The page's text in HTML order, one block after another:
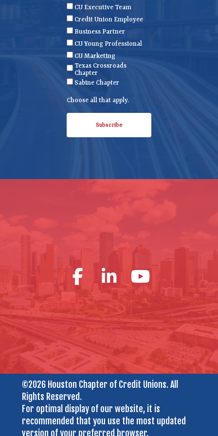
e
m
e
l
(
R
e
u
i
d
)
CU Executive Team
Credit Union Employee
Business Partner
CU Young Professional
CU Marketing
Texas Crossroads
Chapter
Sabine Chapter
Choose all that apply.
©2026 Houston Chapter of Credit Unions. All
Rights Reserved.
For optimal display of our website, it is
recommended that you use the most updated
version of your preferred browser.